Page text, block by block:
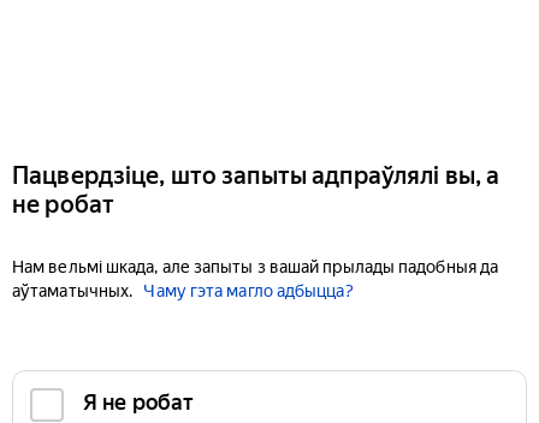
Пацвердзіце, што запыты адпраўлялі вы, а
не робат
Нам вельмі шкада, але запыты з вашай прылады падобныя да
аўтаматычных.
Чаму гэта магло адбыцца?
Я не робат